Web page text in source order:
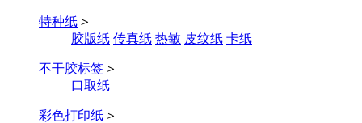
特种纸 ＞
胶版纸 传真纸 热敏 皮纹纸 卡纸
不干胶标签 ＞
口取纸
彩色打印纸 ＞